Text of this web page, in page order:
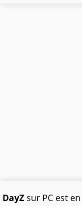
DayZ sur PC est